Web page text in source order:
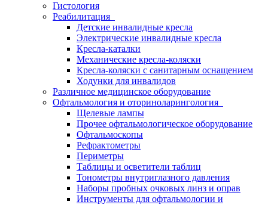
Гистология
Реабилитация
Детские инвалидные кресла
Электрические инвалидные кресла
Кресла-каталки
Механические кресла-коляски
Кресла-коляски с санитарным оснащением
Ходунки для инвалидов
Различное медицинское оборудование
Офтальмология и оториноларингология
Щелевые лампы
Прочее офтальмологическое оборудование
Офтальмоскопы
Рефрактометры
Периметры
Таблицы и осветители таблиц
Тонометры внутриглазного давления
Наборы пробных очковых линз и оправ
Инструменты для офтальмологии и